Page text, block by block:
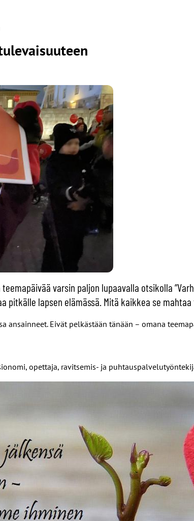
varsin paljon lupaavalla otsikolla
lapsen elämässä. Mitä kaikkea se
Eivät pelkästään tänään – omana
opettaja, ravitsemis- ja